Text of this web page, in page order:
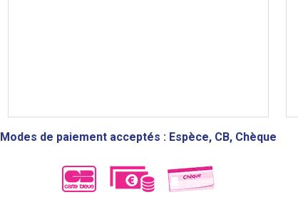
Modes de paiement acceptés : Espèce, CB, Chèque